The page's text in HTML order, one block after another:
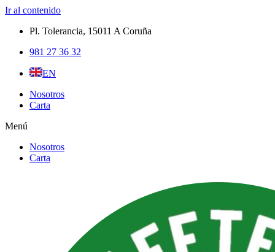
Ir al contenido
Pl. Tolerancia, 15011 A Coruña​
981 27 36 32
EN
Nosotros
Carta
Menú
Nosotros
Carta